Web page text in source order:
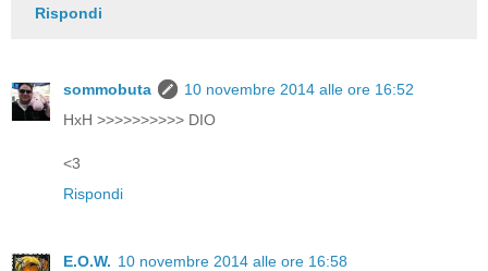
Rispondi
sommobuta
10 novembre 2014 alle ore 16:52
HxH >>>>>>>>>> DIO
<3
Rispondi
E.O.W. 10 novembre 2014 alle ore 16:58